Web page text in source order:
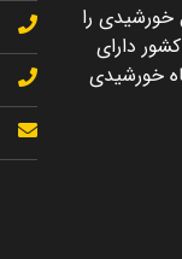
خورشیدی را
دارای
خورشیدی